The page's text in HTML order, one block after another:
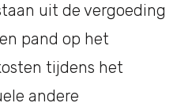
uit de vergoeding
pand op het
tijdens het
andere